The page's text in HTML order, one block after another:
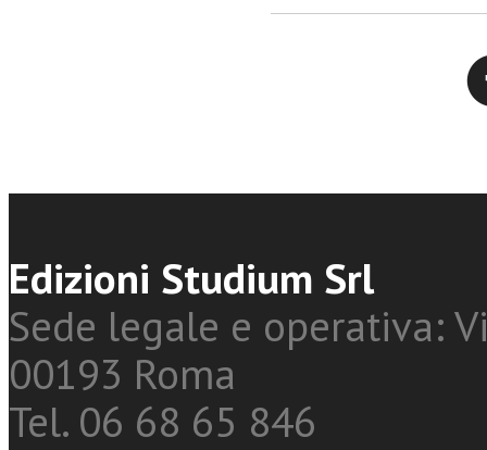
Edizioni Studium Srl
Sede legale e operativa:
00193 Roma
Tel. 06 68 65 846